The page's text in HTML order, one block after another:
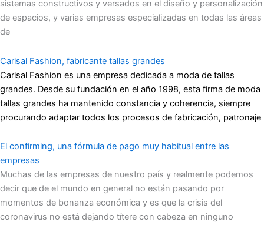
sistemas constructivos y versados en el diseño y personalización
de espacios, y varias empresas especializadas en todas las áreas
de
Carisal Fashion, fabricante tallas grandes
Carisal Fashion es una empresa dedicada a moda de tallas
grandes. Desde su fundación en el año 1998, esta firma de moda
tallas grandes ha mantenido constancia y coherencia, siempre
procurando adaptar todos los procesos de fabricación, patronaje
El confirming, una fórmula de pago muy habitual entre las
empresas
Muchas de las empresas de nuestro país y realmente podemos
decir que de el mundo en general no están pasando por
momentos de bonanza económica y es que la crisis del
coronavirus no está dejando títere con cabeza en ninguno